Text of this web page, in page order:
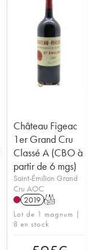
Château Figeac
1er Grand Cru
Classé A (CBO à
partir de 6 mgs)
Saint-Émilion Grand
Cru AOC
2019 T
Lot de 1 magnum |
8 en stock